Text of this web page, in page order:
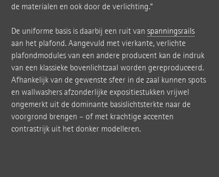
de materialen en ook door de verlichting.“
De uniforme basis is daarbij een ruit van spanningsrails
aan het plafond. Aangevuld met vierkante, verlichte
plafondmodules van een andere producent kan de indruk
van een klassieke bovenlichtzaal worden gereproduceerd.
Afhankelijk van de gewenste sfeer in de zaal kunnen spots
en wallwashers afzonderlijke expositiestukken vrijwel
ongemerkt uit de dominante basislichtsterkte naar de
voorgrond brengen – of met krachtige accenten
contrastrijk uit het donker modelleren.